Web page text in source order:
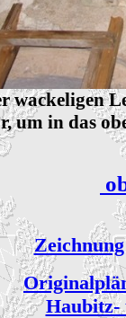
wackeligen
um in das
Haubitz-